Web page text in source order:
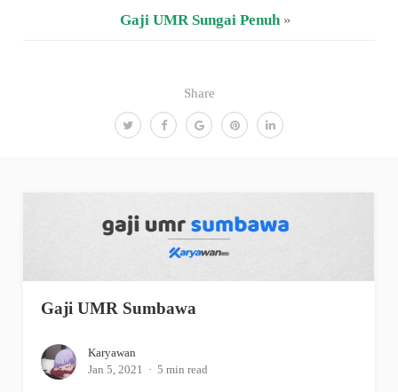
Share
Gaji UMR Sungai Penuh »
Gaji UMR Sumbawa
Karyawan
Jan 5, 2021
5 min read